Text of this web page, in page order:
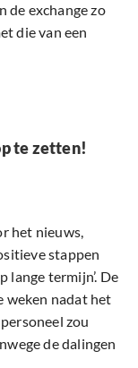
de exchange zo
die van een
te zetten!
het nieuws,
stappen
lange termijn’. De
weken nadat het
zou
de dalingen